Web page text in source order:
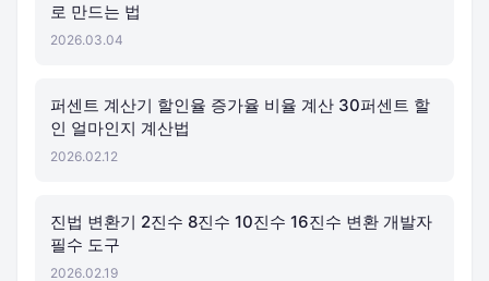
로 만드는 법
2026.03.04
퍼센트 계산기 할인율 증가율 비율 계산 30퍼센트 할
인 얼마인지 계산법
2026.02.12
진법 변환기 2진수 8진수 10진수 16진수 변환 개발자
필수 도구
2026.02.19